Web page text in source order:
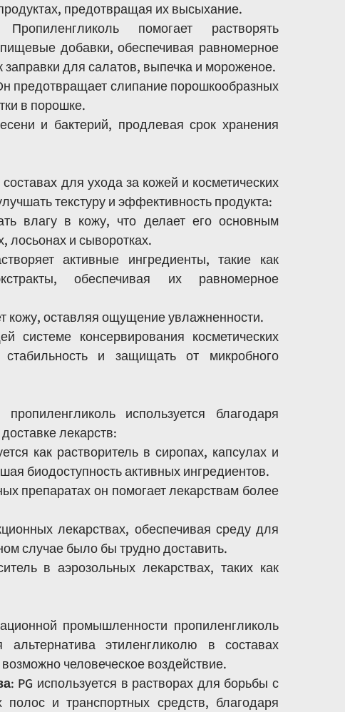
предотвращая их высыхание.
помогает растворять
добавки, обеспечивая равномерное
заправки для салатов, выпечка и мороженое.
предотвращает слипание порошкообразных
в порошке.
и бактерий, продлевая срок хранения
для ухода за кожей и косметических
текстуру и эффективность продукта:
влагу в кожу, что делает его основным
лосьонах и сыворотках.
активные ингредиенты, такие как
обеспечивая их равномерное
кожу, оставляя ощущение увлажненности.
системе консервирования косметических
и защищать от микробного
используется благодаря
лекарств:
как растворитель в сиропах, капсулах и
биодоступность активных ингредиентов.
препаратах он помогает лекарствам более
лекарствах, обеспечивая среду для
случае было бы трудно доставить.
в аэрозольных лекарствах, таких как
промышленности пропиленгликоль
альтернатива этиленгликолю в составах
человеческое воздействие.
: PG используется в растворах для борьбы с
и транспортных средств, благодаря